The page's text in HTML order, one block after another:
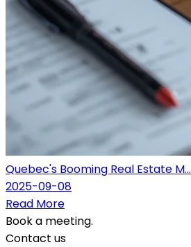
Quebec's Booming Real Estate M...
2025-09-08
Read More
Book a meeting.
Contact us